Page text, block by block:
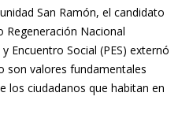
San Ramón, el candidato
Nacional
Encuentro Social (PES) externó
son valores fundamentales
los ciudadanos que habitan en